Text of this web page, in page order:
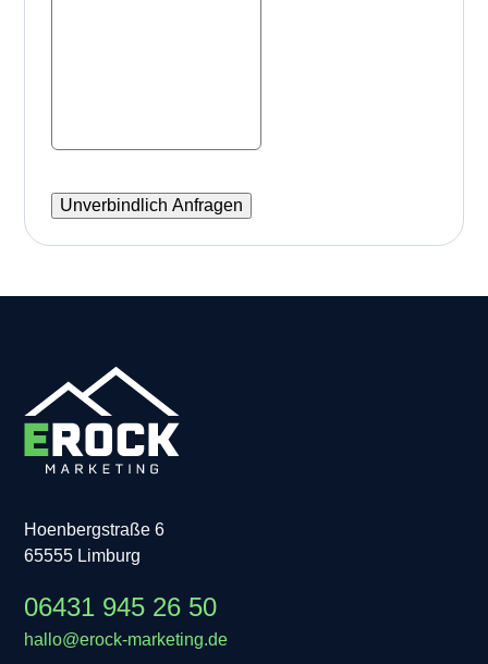
Hoenbergstraße 6
65555 Limburg
06431 945 26 50
hallo@erock-marketing.de